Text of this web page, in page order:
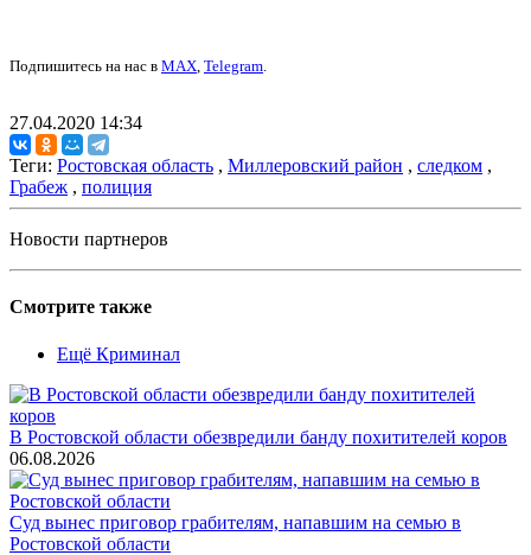
Подпишитесь на нас в MAX, Telegram.
27.04.2020 14:34
Теги: Ростовская область , Миллеровский район , следком ,
Грабеж , полиция
Новости партнеров
Смотрите также
Ещё Криминал
В Ростовской области обезвредили банду похитителей коров
06.08.2026
Суд вынес приговор грабителям, напавшим на семью в
Ростовской области